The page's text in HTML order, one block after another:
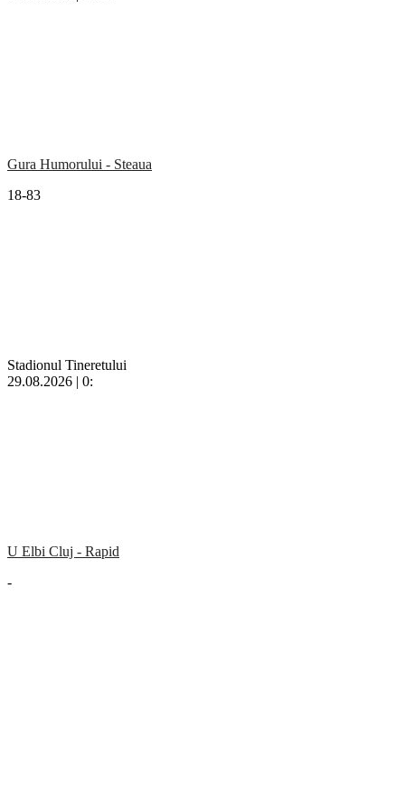
Gura Humorului - Steaua
18-83
Stadionul Tineretului
29.08.2026 | 0:
U Elbi Cluj - Rapid
-